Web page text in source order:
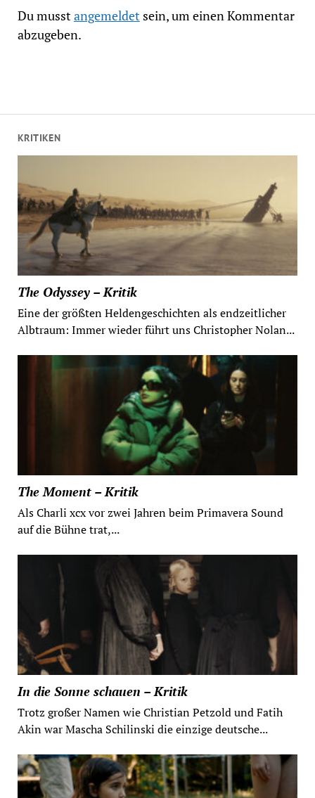
KRITIKEN
The Odyssey – Kritik
Eine der größten Heldengeschichten als endzeitlicher
Albtraum: Immer wieder führt uns Christopher Nolan...
The Moment – Kritik
Als Charli xcx vor zwei Jahren beim Primavera Sound
auf die Bühne trat,...
In die Sonne schauen – Kritik
Trotz großer Namen wie Christian Petzold und Fatih
Akin war Mascha Schilinski die einzige deutsche...
Du musstangemeldetsein, um einen Kommentar
abzugeben.